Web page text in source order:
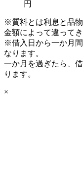
円
※質料とは利息と品
金額によって違ってき
※借入日から一か月
なります。
一か月を過ぎたら、
ります。
×